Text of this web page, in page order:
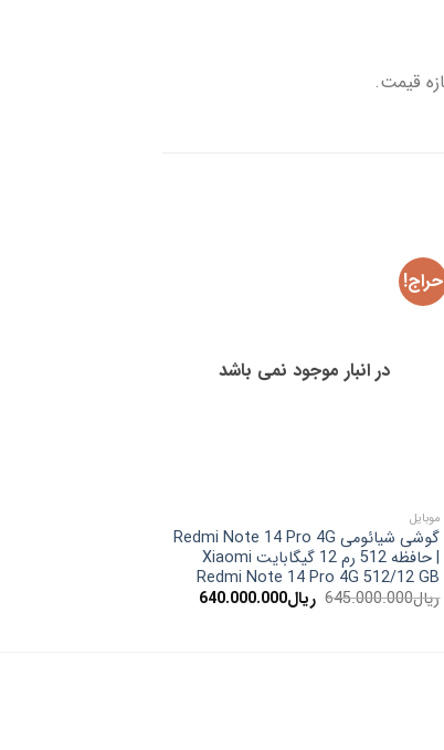
حراج!
در انبار موجود نمی باشد
موبایل
گوشی شیائومی Redmi Note 14 Pro 4G
| حافظه 512 رم 12 گیگابایت Xiaomi
Redmi Note 14 Pro 4G 512/12 GB
ریال645.000.000 قیمت
اصلی:
ریال640.000.000قیمت